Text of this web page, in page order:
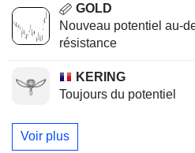
GOLD
Nouveau potentiel au-
résistance
KERING
Toujours du potentiel
Voir plus